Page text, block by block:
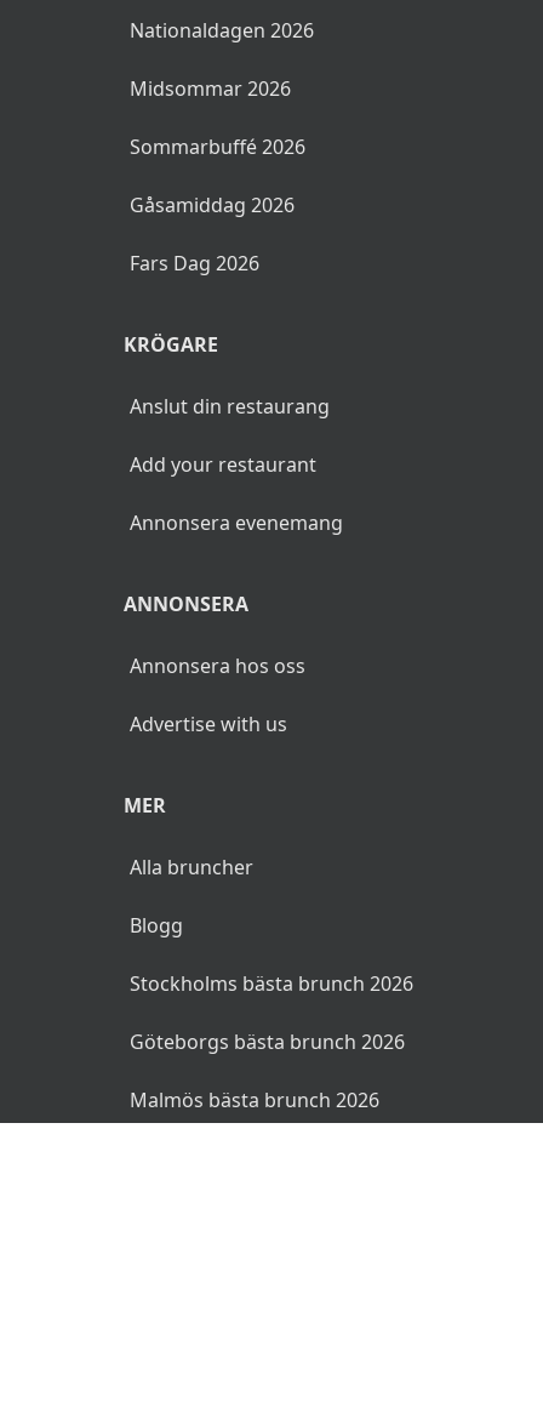
Nationaldagen 2026
Midsommar 2026
Sommarbuffé 2026
Gåsamiddag 2026
Fars Dag 2026
KRÖGARE
Anslut din restaurang
Add your restaurant
Annonsera evenemang
ANNONSERA
Annonsera hos oss
Advertise with us
MER
Alla bruncher
Blogg
Stockholms bästa brunch 2026
Göteborgs bästa brunch 2026
Malmös bästa brunch 2026